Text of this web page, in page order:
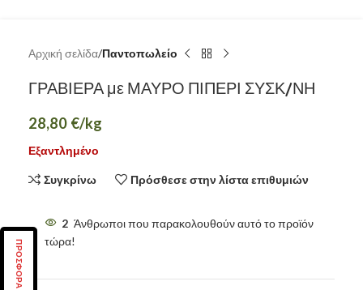
Αρχική σελίδα Παντοπωλείο
ΓΡΑΒΙΕΡΑ με ΜΑΥΡΟ ΠΙΠΕΡΙ ΣΥΣΚ/ΝΗ
28,80 €/kg
Εξαντλημένο
Συγκρίνω Πρόσθεσε στην λίστα επιθυμιών
2 Άνθρωποι που παρακολουθούν αυτό το προϊόν
τώρα!
ΠΡΟΣΦΟΡΑ